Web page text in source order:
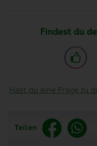
Findest du
Hast du eine Frage zu
Teilen